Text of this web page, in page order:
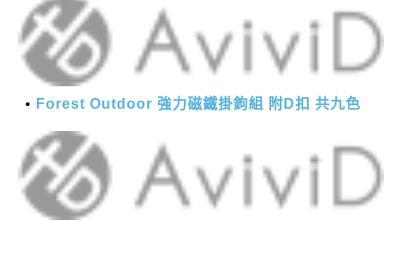
Forest Outdoor 強力磁鐵掛鉤組 附D扣 共九色